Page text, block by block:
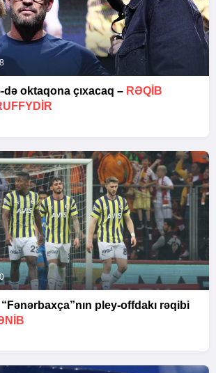
də oktaqona çıxacaq – RƏQIB
pley-offdakı rəqibi